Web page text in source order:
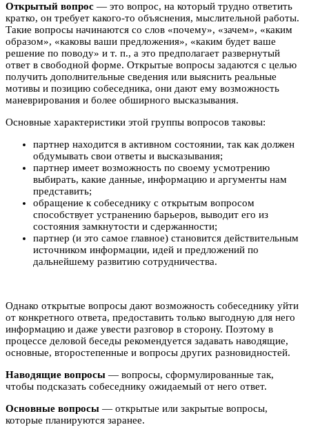
Открытый вопрос — это вопрос, на который трудно ответить
кратко, он требует какого-то объяснения, мыслительной работы.
Такие вопросы начинаются со слов «почему», «зачем», «каким
образом», «каковы ваши предложения», «каким будет ваше
решение по поводу» и т. п., а это предполагает развернутый
ответ в свободной форме. Открытые вопросы задаются с целью
получить дополнительные сведения или выяснить реальные
мотивы и позицию собеседника, они дают ему возможность
маневрирования и более обширного высказывания.
Основные характеристики этой группы вопросов таковы:
партнер находится в активном состоянии, так как должен
обдумывать свои ответы и высказывания;
партнер имеет возможность по своему усмотрению
выбирать, какие данные, информацию и аргументы нам
представить;
обращение к собеседнику с открытым вопросом
способствует устранению барьеров, выводит его из
состояния замкнутости и сдержанности;
партнер (и это самое главное) становится действительным
источником информации, идей и предложений по
дальнейшему развитию сотрудничества.
Однако открытые вопросы дают возможность собеседнику уйти
от конкретного ответа, предоставить только выгодную для него
информацию и даже увести разговор в сторону. Поэтому в
процессе деловой беседы рекомендуется задавать наводящие,
основные, второстепенные и вопросы других разновидностей.
Наводящие вопросы — вопросы, сформулированные так,
чтобы подсказать собеседнику ожидаемый от него ответ.
Основные вопросы — открытые или закрытые вопросы,
которые планируются заранее.